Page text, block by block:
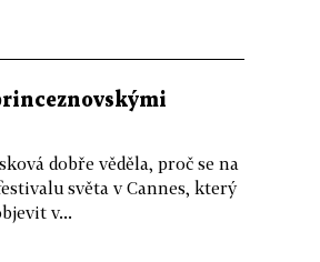
dobře věděla, proč se na
světa v Cannes, který
v...